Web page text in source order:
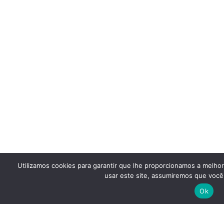
Utilizamos cookies para garantir que lhe proporcionamos a
usar este site, assumiremos que
Ok